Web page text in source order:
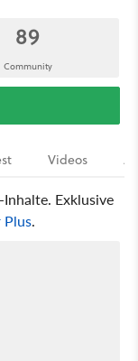
89
Community
Videos
Exklusive
Plus.